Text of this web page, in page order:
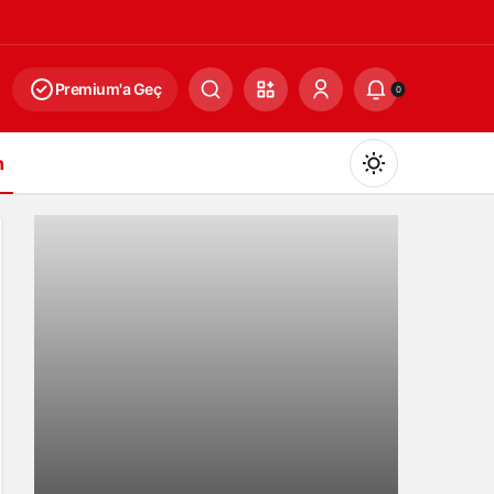
Premium'a Geç 0